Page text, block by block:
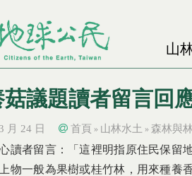
山
議題讀者留言回
月 24 日 首頁 » 山林水土 » 森林與
讀者留言：「這裡明指原住民保留
物一般為果樹或桂竹林，用來種養